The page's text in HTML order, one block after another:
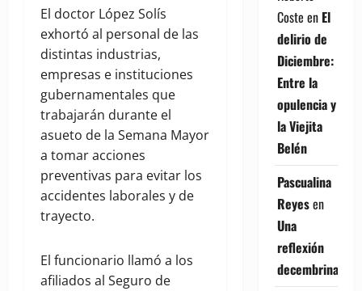
El doctor López Solís
exhortó al personal de las
distintas industrias,
empresas e instituciones
gubernamentales que
trabajarán durante el
asueto de la Semana Mayor
a tomar acciones
preventivas para evitar los
accidentes laborales y de
trayecto.
El funcionario llamó a los
afiliados al Seguro de
Coste en El
delirio de
Diciembre:
Entre la
opulencia y
la Viejita
Belén
Pascualina
Reyesen
Una
reflexión
decembrina